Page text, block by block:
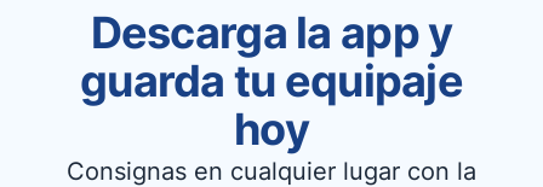
Descarga la app y
guarda tu equipaje
hoy
Consignas en cualquier lugar con la